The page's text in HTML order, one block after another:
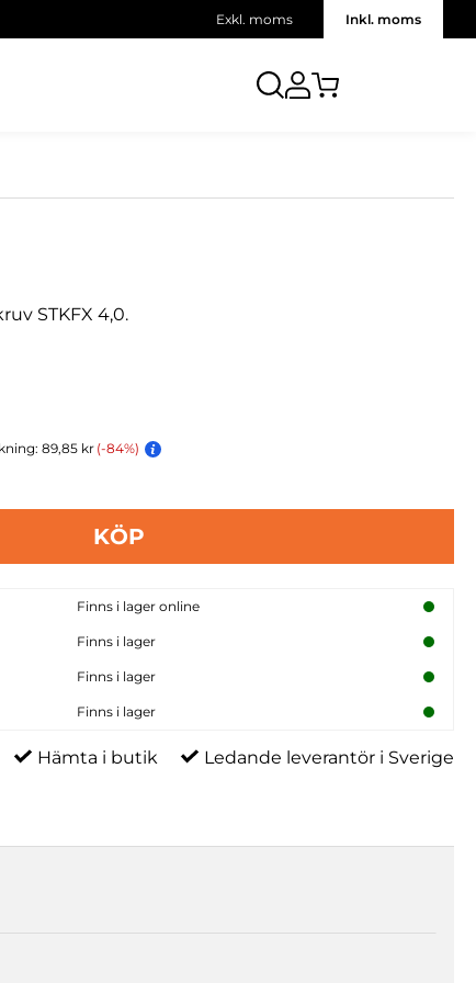
Exkl. moms Inkl. moms
STKFX 4,0.
89,85 kr (-84%)
KÖP
Finns i lager online
Finns i lager
Finns i lager
Finns i lager
Hämta i butik Ledande leverantör i Sverige